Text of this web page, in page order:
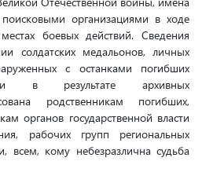
организациями в ходе
боевых действий. Сведения
солдатских медальонов, личных
с останками погибших
и в результате архивных
родственникам погибших,
органов государственной власти
рабочих групп региональных
всем, кому небезразлична судьба